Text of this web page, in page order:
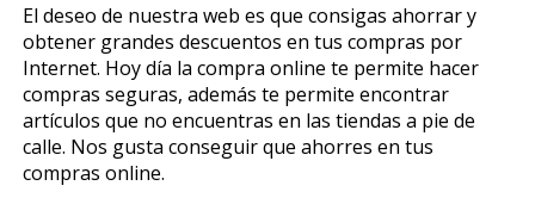
El deseo de nuestra web es que consigas ahorrar y
obtener grandes descuentos en tus compras por
Internet. Hoy día la compra online te permite hacer
compras seguras, además te permite encontrar
artículos que no encuentras en las tiendas a pie de
calle. Nos gusta conseguir que ahorres en tus
compras online.